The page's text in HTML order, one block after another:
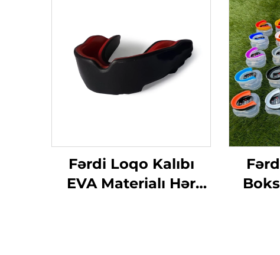
Fərdi Loqo Kalıbı
EVA Materialı Hər